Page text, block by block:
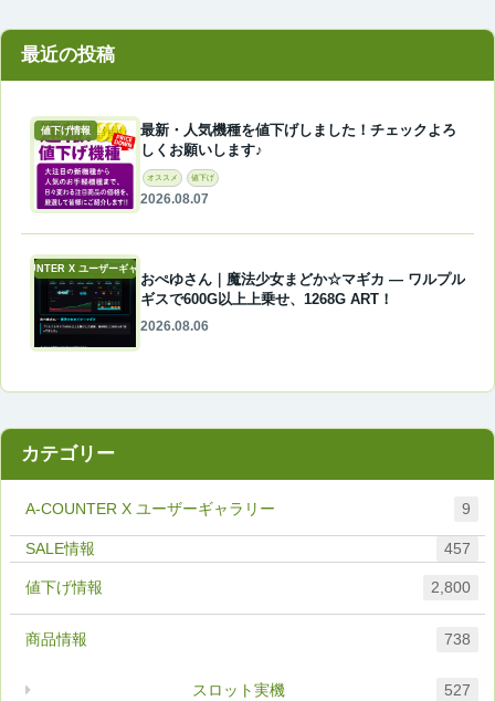
最近の投稿
値下げ情報
最新・人気機種を値下げしました！チェックよろ
しくお願いします♪
オススメ 値下げ
2026.08.07
A-COUNTER X ユーザーギャラリー
おぺゆさん｜魔法少女まどか☆マギカ ― ワルプル
ギスで600G以上上乗せ、1268G ART！
2026.08.06
カテゴリー
A-COUNTER X ユーザーギャラリー 9
457
値下げ情報 2,800
商品情報 738
スロット実機 527